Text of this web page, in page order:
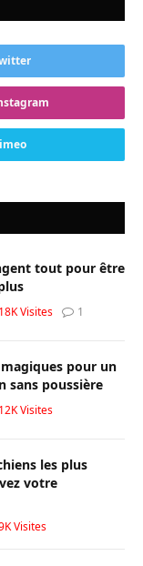
tout pour être
18KVisites 1
pour un
sans poussière
12KVisites
les plus
votre
Visites